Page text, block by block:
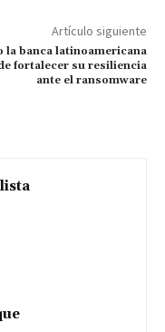
Artículo siguiente
la banca latinoamericana
fortalecer su resiliencia
ante el ransomware